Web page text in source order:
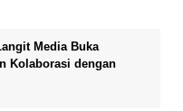
Media Buka
Kolaborasi dengan